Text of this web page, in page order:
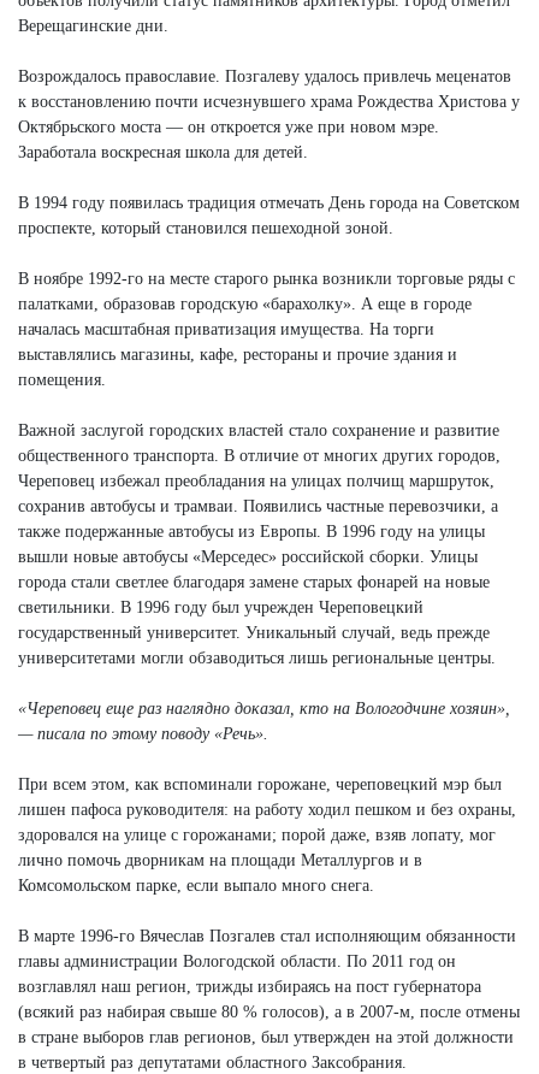
Верещагинские дни.
Возрождалось православие. Позгалеву удалось привлечь меценатов
к восстановлению почти исчезнувшего храма Рождества Христова у
Октябрьского моста — он откроется уже при новом мэре.
Заработала воскресная школа для детей.
В 1994 году появилась традиция отмечать День города на Советском
проспекте, который становился пешеходной зоной.
В ноябре 1992-го на месте старого рынка возникли торговые ряды с
палатками, образовав городскую «барахолку». А еще в городе
началась масштабная приватизация имущества. На торги
выставлялись магазины, кафе, рестораны и прочие здания и
помещения.
Важной заслугой городских властей стало сохранение и развитие
общественного транспорта. В отличие от многих других городов,
Череповец избежал преобладания на улицах полчищ маршруток,
сохранив автобусы и трамваи. Появились частные перевозчики, а
также подержанные автобусы из Европы. В 1996 году на улицы
вышли новые автобусы «Мерседес» российской сборки. Улицы
города стали светлее благодаря замене старых фонарей на новые
светильники. В 1996 году был учрежден Череповецкий
государственный университет. Уникальный случай, ведь прежде
университетами могли обзаводиться лишь региональные центры.
«Череповец еще раз наглядно доказал, кто на Вологодчине хозяин»,
— писала по этому поводу «Речь».
При всем этом, как вспоминали горожане, череповецкий мэр был
лишен пафоса руководителя: на работу ходил пешком и без охраны,
здоровался на улице с горожанами; порой даже, взяв лопату, мог
лично помочь дворникам на площади Металлургов и в
Комсомольском парке, если выпало много снега.
В марте 1996-го Вячеслав Позгалев стал исполняющим обязанности
главы администрации Вологодской области. По 2011 год он
возглавлял наш регион, трижды избираясь на пост губернатора
(всякий раз набирая свыше 80 % голосов), а в 2007-м, после отмены
в стране выборов глав регионов, был утвержден на этой должности
в четвертый раз депутатами областного Заксобрания.